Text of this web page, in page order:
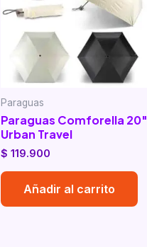
Paraguas
Paraguas Comforella 20″
Urban Travel
$ 119.900
Añadir al carrito